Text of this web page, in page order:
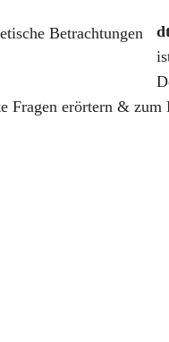
Fragen erörtern &
n
: